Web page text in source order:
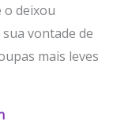
o deixou
vontade de
mais leves